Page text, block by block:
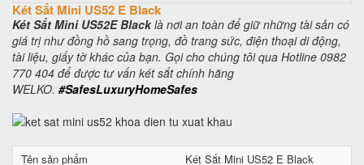
Két Sắt Mini US52 E Black
Két Sắt Mini US52E Blacklà nơi an toàn để giữ những tài sản có
giá trị như đồng hồ sang trọng, đồ trang sức, điện thoại di động,
tài liệu, giấy tờ khác của bạn. Gọi cho chúng tôi qua Hotline 0982
770 404 để được tư vấn két sắt chính hãng
WELKO. #SafesLuxuryHomeSafes
Tên sản phẩm
Két Sắt Mini US52 E Black